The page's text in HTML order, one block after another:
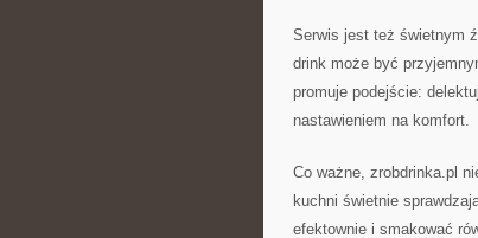
Serwis jest też świetnym
drink może być
promuje podejście:
nastawieniem na komfort.
Co ważne, zrobdrinka.pl
kuchni świetnie
efektownie i smakować